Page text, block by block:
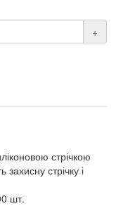
+
стрічкою
стрічку і
шт.